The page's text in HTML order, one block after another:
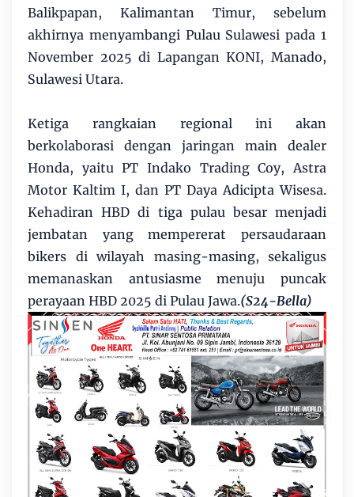
Balikpapan, Kalimantan Timur, sebelum
akhirnya menyambangi Pulau Sulawesi pada 1
November 2025 di Lapangan KONI, Manado,
Sulawesi Utara.
Ketiga rangkaian regional ini akan
berkolaborasi dengan jaringan main dealer
Honda, yaitu PT Indako Trading Coy, Astra
Motor Kaltim I, dan PT Daya Adicipta Wisesa.
Kehadiran HBD di tiga pulau besar menjadi
jembatan yang mempererat persaudaraan
bikers di wilayah masing-masing, sekaligus
memanaskan antusiasme menuju puncak
perayaan HBD 2025 di Pulau Jawa.(S24-Bella)